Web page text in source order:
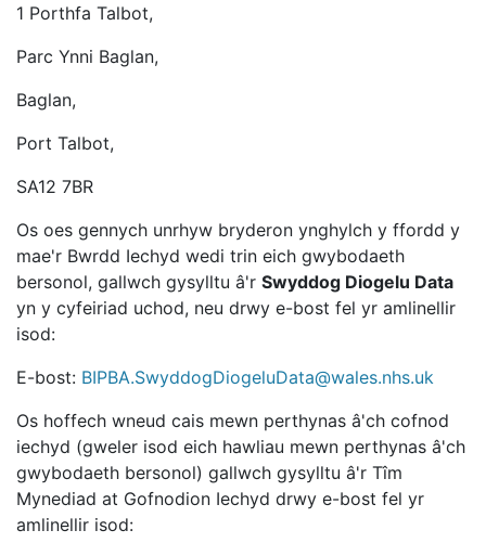
1 Porthfa Talbot,
Parc Ynni Baglan,
Baglan,
Port Talbot,
SA12 7BR
Os oes gennych unrhyw bryderon ynghylch y ffordd y
mae'r Bwrdd Iechyd wedi trin eich gwybodaeth
bersonol, gallwch gysylltu â'r Swyddog Diogelu Data
yn y cyfeiriad uchod, neu drwy e-bost fel yr amlinellir
isod:
E-bost: BIPBA.SwyddogDiogeluData@wales.nhs.uk
Os hoffech wneud cais mewn perthynas â'ch cofnod
iechyd (gweler isod eich hawliau mewn perthynas â'ch
gwybodaeth bersonol) gallwch gysylltu â'r Tîm
Mynediad at Gofnodion Iechyd drwy e-bost fel yr
amlinellir isod: